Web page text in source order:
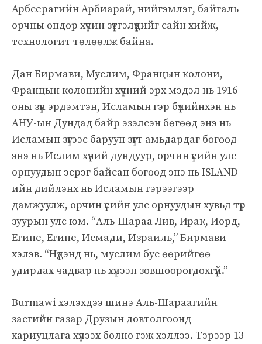
Арбсерагийн Арбиарай, нийгэмлэг, байгаль
орчны өндөр хүчин зүтгэлүүдийг сайн хийж,
технологит төлөөлж байна.
Дан Бирмави, Муслим, Францын колони,
Францын колонийн хүчний эрх мэдэл нь 1916
оны зүүн эрдэмтэн, Исламын гэр бүлийнхэн нь
АНУ-ын Дундад байр эзэлсэн бөгөөд энэ нь
Исламын зүгээс баруун зүгт амьдардаг бөгөөд
энэ нь Ислим хүний дундуур, орчин үеийн улс
орнуудын эсрэг байсан бөгөөд энэ нь ISLAND-
ийн дийлэнх нь Исламын гэрээгээр
дамжуулж, орчин үеийн улс орнуудын хувьд түр
зуурын улс юм. “Аль-Шараа Лив, Ирак, Иорд,
Египе, Египе, Исмади, Израиль,” Бирмави
хэлэв. “Нүдэнд нь, муслим бус өөрийгөө
удирдах чадвар нь хүлээн зөвшөөрөгдөхгүй.”
Burmawi хэлэхдээ шинэ Аль-Шараагийн
засгийн газар Друзын довтолгоонд
хариуцлага хүлээх болно гэж хэллээ. Тэрээр 13-